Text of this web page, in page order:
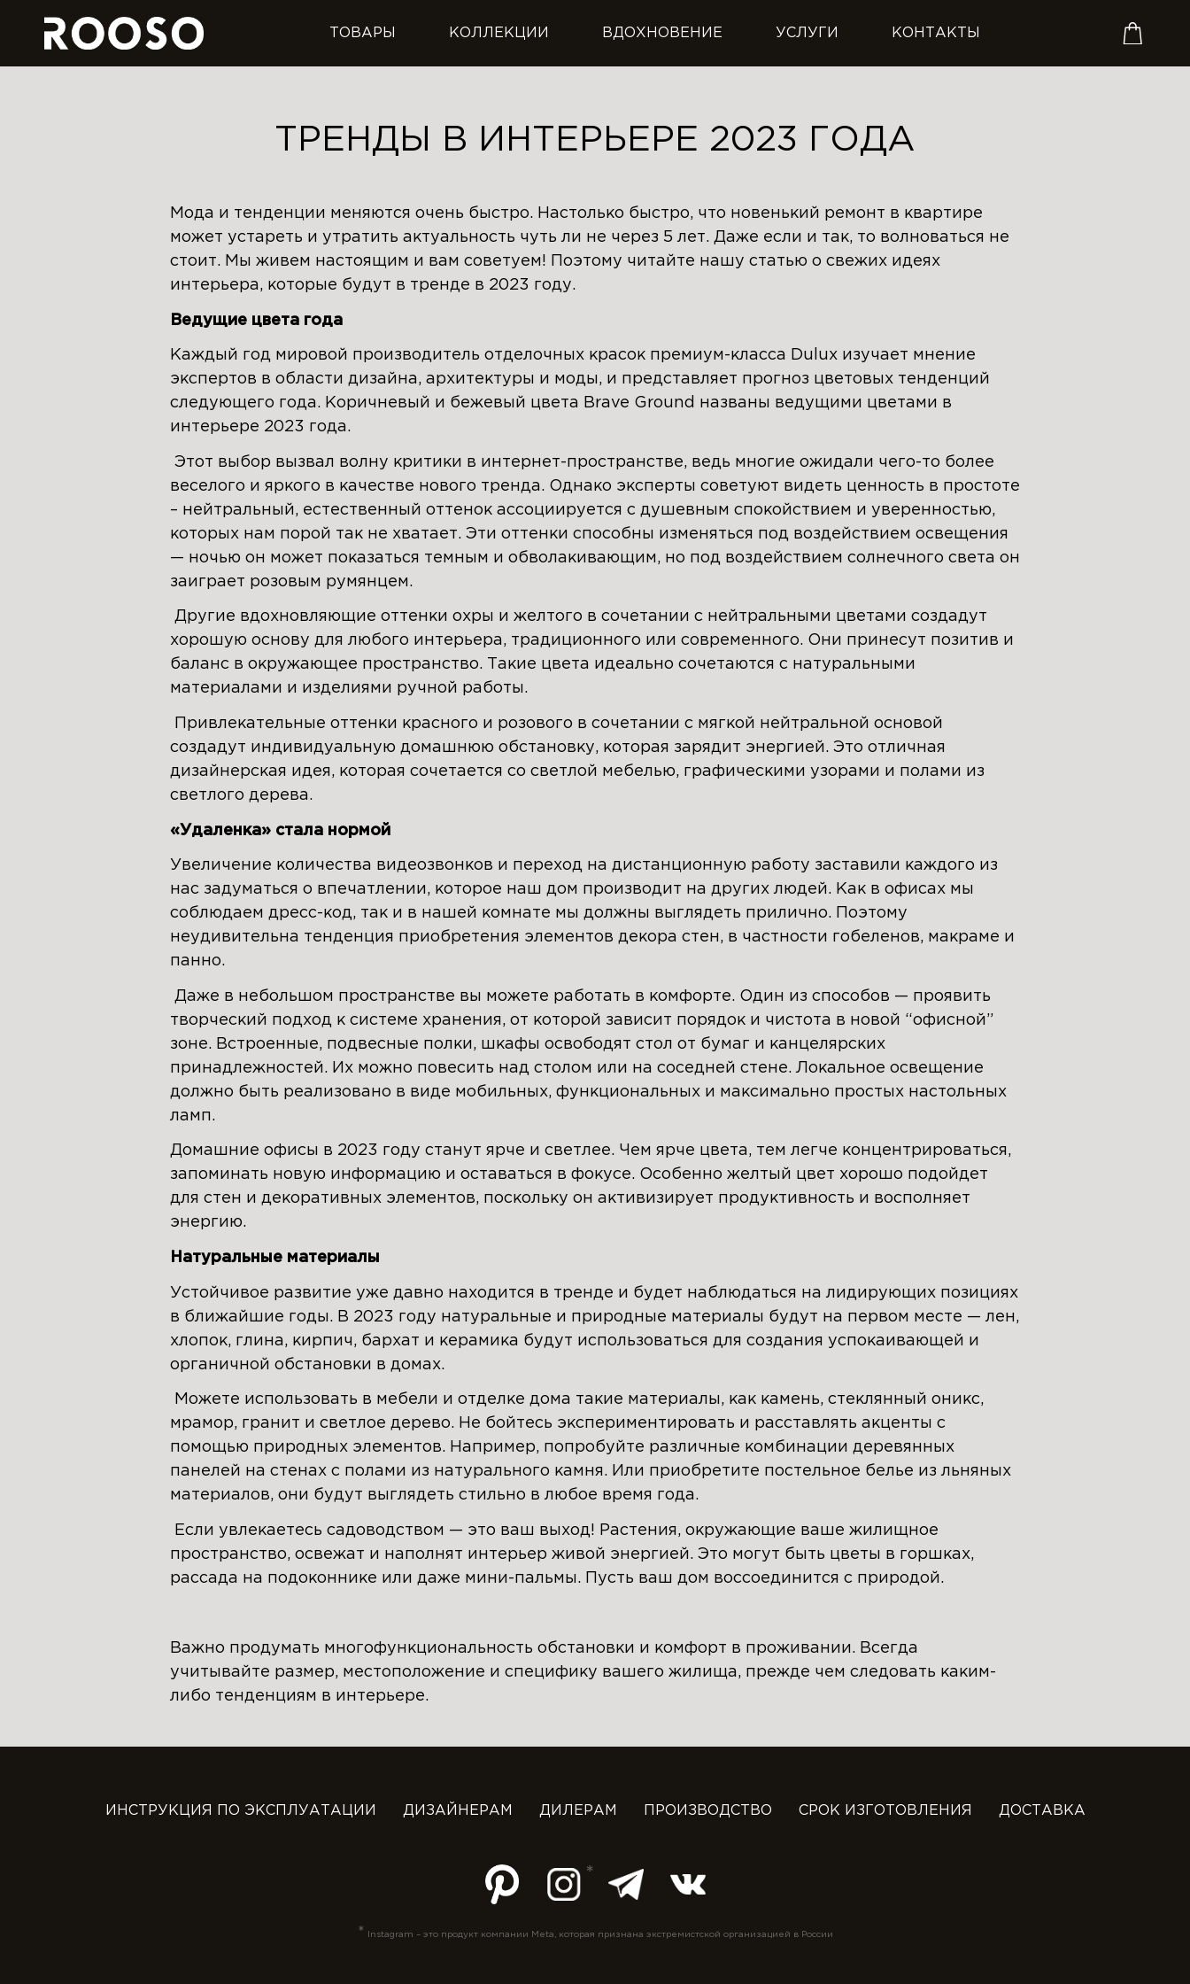
ТОВАРЫ КОЛЛЕКЦИИ ВДОХНОВЕНИЕ УСЛУГИ КОНТАКТЫ
ТРЕНДЫ В ИНТЕРЬЕРЕ 2023 ГОДА
Мода и тенденции меняются очень быстро. Настолько быстро, что новенький ремонт в квартире
может устареть и утратить актуальность чуть ли не через 5 лет. Даже если и так, то волноваться не
стоит. Мы живем настоящим и вам советуем! Поэтому читайте нашу статью о свежих идеях
интерьера, которые будут в тренде в 2023 году.
Ведущие цвета года
Каждый год мировой производитель отделочных красок премиум-класса Dulux изучает мнение
экспертов в области дизайна, архитектуры и моды, и представляет прогноз цветовых тенденций
следующего года. Коричневый и бежевый цвета Brave Ground названы ведущими цветами в
интерьере 2023 года.
Этот выбор вызвал волну критики в интернет-пространстве, ведь многие ожидали чего-то более
веселого и яркого в качестве нового тренда. Однако эксперты советуют видеть ценность в простоте
– нейтральный, естественный оттенок ассоциируется с душевным спокойствием и уверенностью,
которых нам порой так не хватает. Эти оттенки способны изменяться под воздействием освещения
— ночью он может показаться темным и обволакивающим, но под воздействием солнечного света он
заиграет розовым румянцем.
Другие вдохновляющие оттенки охры и желтого в сочетании с нейтральными цветами создадут
хорошую основу для любого интерьера, традиционного или современного. Они принесут позитив и
баланс в окружающее пространство. Такие цвета идеально сочетаются с натуральными
материалами и изделиями ручной работы.
Привлекательные оттенки красного и розового в сочетании с мягкой нейтральной основой
создадут индивидуальную домашнюю обстановку, которая зарядит энергией. Это отличная
дизайнерская идея, которая сочетается со светлой мебелью, графическими узорами и полами из
светлого дерева.
«Удаленка» стала нормой
Увеличение количества видеозвонков и переход на дистанционную работу заставили каждого из
нас задуматься о впечатлении, которое наш дом производит на других людей. Как в офисах мы
соблюдаем дресс-код, так и в нашей комнате мы должны выглядеть прилично. Поэтому
неудивительна тенденция приобретения элементов декора стен, в частности гобеленов, макраме и
панно.
Даже в небольшом пространстве вы можете работать в комфорте. Один из способов — проявить
творческий подход к системе хранения, от которой зависит порядок и чистота в новой “офисной”
зоне. Встроенные, подвесные полки, шкафы освободят стол от бумаг и канцелярских
принадлежностей. Их можно повесить над столом или на соседней стене. Локальное освещение
должно быть реализовано в виде мобильных, функциональных и максимально простых настольных
ламп.
Домашние офисы в 2023 году станут ярче и светлее. Чем ярче цвета, тем легче концентрироваться,
запоминать новую информацию и оставаться в фокусе. Особенно желтый цвет хорошо подойдет
для стен и декоративных элементов, поскольку он активизирует продуктивность и восполняет
энергию.
Натуральные материалы
Устойчивое развитие уже давно находится в тренде и будет наблюдаться на лидирующих позициях
в ближайшие годы. В 2023 году натуральные и природные материалы будут на первом месте — лен,
хлопок, глина, кирпич, бархат и керамика будут использоваться для создания успокаивающей и
органичной обстановки в домах.
Можете использовать в мебели и отделке дома такие материалы, как камень, стеклянный оникс,
мрамор, гранит и светлое дерево. Не бойтесь экспериментировать и расставлять акценты с
помощью природных элементов. Например, попробуйте различные комбинации деревянных
панелей на стенах с полами из натурального камня. Или приобретите постельное белье из льняных
материалов, они будут выглядеть стильно в любое время года.
Если увлекаетесь садоводством — это ваш выход! Растения, окружающие ваше жилищное
пространство, освежат и наполнят интерьер живой энергией. Это могут быть цветы в горшках,
рассада на подоконнике или даже мини-пальмы. Пусть ваш дом воссоединится с природой.
Важно продумать многофункциональность обстановки и комфорт в проживании. Всегда
учитывайте размер, местоположение и специфику вашего жилища, прежде чем следовать каким-
либо тенденциям в интерьере.
ИНСТРУКЦИЯ ПО ЭКСПЛУАТАЦИИ ДИЗАЙНЕРАМ ДИЛЕРАМ ПРОИЗВОДСТВО СРОК ИЗГОТОВЛЕНИЯ ДОСТАВКА
* Instagram – это продукт компании Meta, которая признана экстремистской организацией в России